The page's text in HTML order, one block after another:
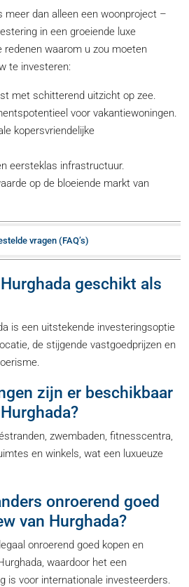
meer dan alleen een woonproject –
in een groeiende luxe
waarom u zou moeten
te investeren:
met schitterend uitzicht op zee.
voor vakantiewoningen.
kopersvriendelijke
eersteklas infrastructuur.
op de bloeiende markt van
vragen (FAQ’s)
geschikt als
is een uitstekende investeringsoptie
de stijgende vastgoedprijzen en
zijn er beschikbaar
zwembaden, fitnesscentra,
en winkels, wat een luxueuze
onroerend goed
van Hurghada?
onroerend goed kopen en
waardoor het een
is voor internationale investeerders.